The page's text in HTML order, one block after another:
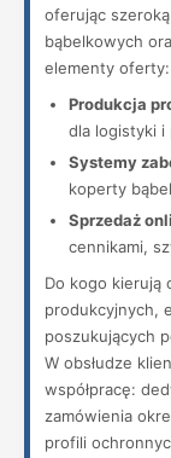
oferując
bąbelkowych
elementy oferty:
Produkcja
dla logistyki i
Systemy
koperty
Sprzedaż
cennikami,
Do kogo kierują
produkcyjnych,
poszukujących
W obsłudze
współpracę:
zamówienia
profili